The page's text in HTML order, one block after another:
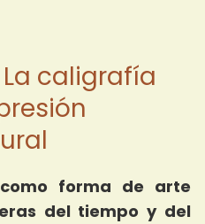
caligrafía
forma de arte
del tiempo y del